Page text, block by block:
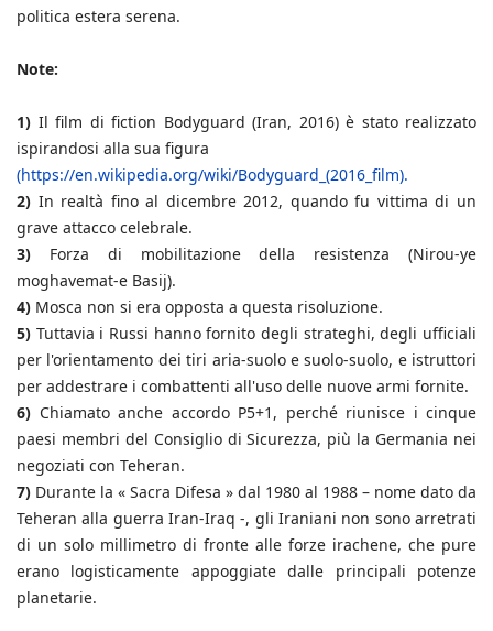
politica estera serena.
Note:
1) Il film di fiction Bodyguard (Iran, 2016) è stato realizzato
ispirandosi alla sua figura
(https://en.wikipedia.org/wiki/Bodyguard_(2016_film).
2) In realtà fino al dicembre 2012, quando fu vittima di un
grave attacco celebrale.
3) Forza di mobilitazione della resistenza (Nirou-ye
moghavemat-e Basij).
4) Mosca non si era opposta a questa risoluzione.
5) Tuttavia i Russi hanno fornito degli strateghi, degli ufficiali
per l'orientamento dei tiri aria-suolo e suolo-suolo, e istruttori
per addestrare i combattenti all'uso delle nuove armi fornite.
6) Chiamato anche accordo P5+1, perché riunisce i cinque
paesi membri del Consiglio di Sicurezza, più la Germania nei
negoziati con Teheran.
7) Durante la « Sacra Difesa » dal 1980 al 1988 – nome dato da
Teheran alla guerra Iran-Iraq -, gli Iraniani non sono arretrati
di un solo millimetro di fronte alle forze irachene, che pure
erano logisticamente appoggiate dalle principali potenze
planetarie.